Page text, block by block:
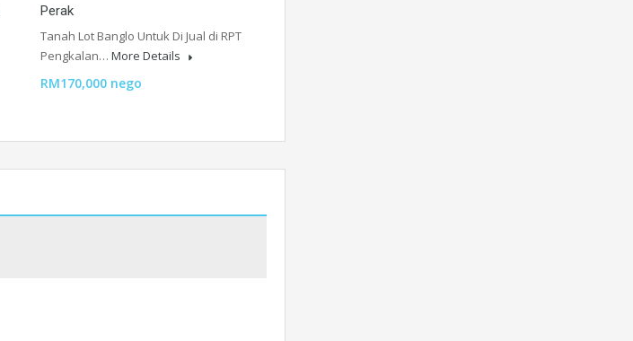
Perak
Tanah Lot Banglo Untuk Di Jual di RPT
Pengkalan… More Details
RM170,000 nego